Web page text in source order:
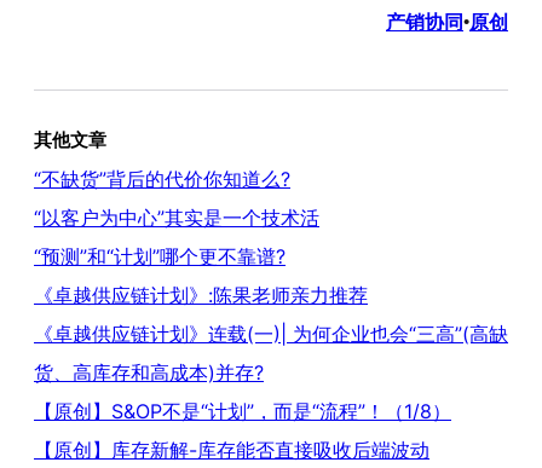
产销协同•原创
其他文章
“不缺货”背后的代价你知道么?
“以客户为中心”其实是一个技术活
“预测”和“计划”哪个更不靠谱?
《卓越供应链计划》:陈果老师亲力推荐
《卓越供应链计划》连载(一)| 为何企业也会“三高”(高缺
货、高库存和高成本)并存?
【原创】S&OP不是“计划”，而是“流程”！（1/8）
【原创】库存新解-库存能否直接吸收后端波动